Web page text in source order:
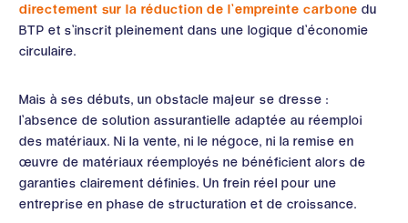
directement sur la réduction de l’empreinte carbone du
BTP et s’inscrit pleinement dans une logique d’économie
circulaire.
Mais à ses débuts, un obstacle majeur se dresse :
l’absence de solution assurantielle adaptée au réemploi
des matériaux. Ni la vente, ni le négoce, ni la remise en
œuvre de matériaux réemployés ne bénéficient alors de
garanties clairement définies. Un frein réel pour une
entreprise en phase de structuration et de croissance.